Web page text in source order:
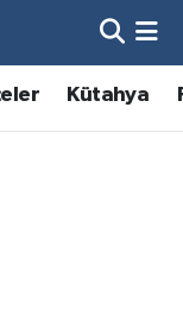
Kütahya